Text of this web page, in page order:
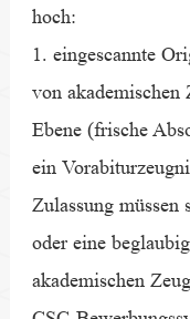
hoch:
1. eingescannte
von akademischen
Ebene (frische
ein
Zulassung müssen
oder eine
akademischen